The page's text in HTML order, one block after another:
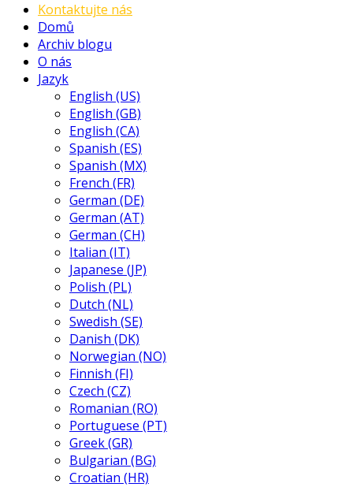
Kontaktujte nás
Domů
Archiv blogu
O nás
Jazyk
English (US)
English (GB)
English (CA)
Spanish (ES)
Spanish (MX)
French (FR)
German (DE)
German (AT)
German (CH)
Italian (IT)
Japanese (JP)
Polish (PL)
Dutch (NL)
Swedish (SE)
Danish (DK)
Norwegian (NO)
Finnish (FI)
Czech (CZ)
Romanian (RO)
Portuguese (PT)
Greek (GR)
Bulgarian (BG)
Croatian (HR)